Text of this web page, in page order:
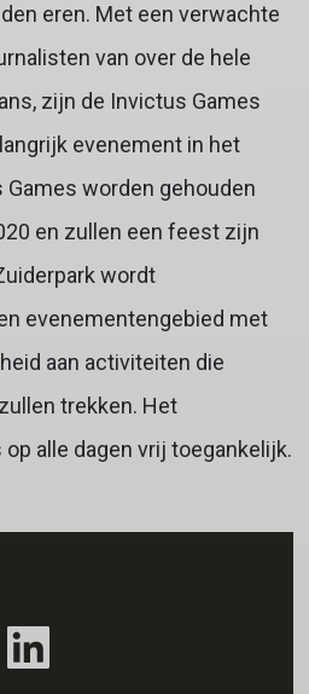
eren. Met een verwachte
van over de hele
zijn de Invictus Games
evenement in het
Games worden gehouden
en zullen een feest zijn
wordt
evenementengebied met
aan activiteiten die
trekken. Het
alle dagen vrij toegankelijk.